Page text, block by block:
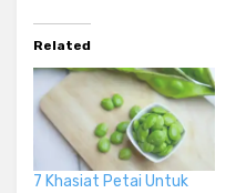
Related
7 Khasiat Petai Untuk